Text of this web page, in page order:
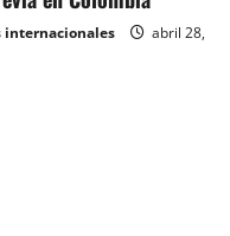
internacionales
abril 28,